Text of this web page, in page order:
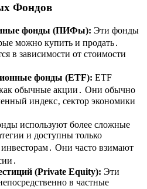
Фондов
фонды (ПИФы): Эти фонды
можно купить и продать․
в зависимости от стоимости
фонды (ETF): ETF
обычные акции․ Они обычно
индекс‚ сектор экономики
используют более сложные
и доступны только
Они часто взимают
(Private Equity): Эти
в частные